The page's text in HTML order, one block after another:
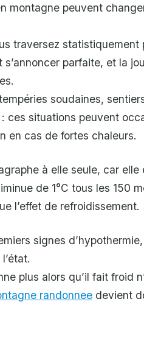
montagne peuvent
traversez
s’annoncer parfaite, et la
soudaines,
ces situations peuvent
en cas de fortes chaleurs.
à elle seule, car elle
de 1°C tous les 150
l’effet de refroidissement.
signes
plus alors qu’il fait froid
randonnee devient